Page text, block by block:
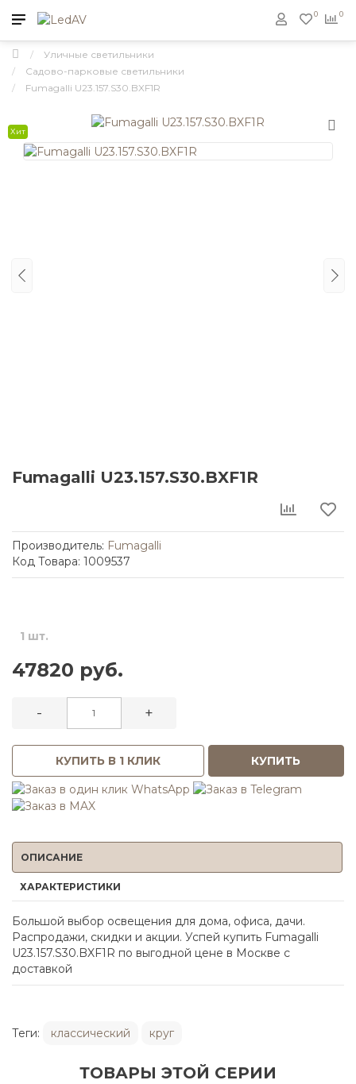
0 0
Уличные светильники
Садово-парковые светильники
Fumagalli U23.157.S30.BXF1R
Хит
Fumagalli U23.157.S30.BXF1R
Производитель: Fumagalli
Код Товара: 1009537
1 шт.
47820 руб.
- +
КУПИТЬ В 1 КЛИК КУПИТЬ
ОПИСАНИЕ
ХАРАКТЕРИСТИКИ
Большой выбор освещения для дома, офиса, дачи.
Распродажи, скидки и акции. Успей купить Fumagalli
U23.157.S30.BXF1R по выгодной цене в Москве с
доставкой
Теги: классический круг
ТОВАРЫ ЭТОЙ СЕРИИ